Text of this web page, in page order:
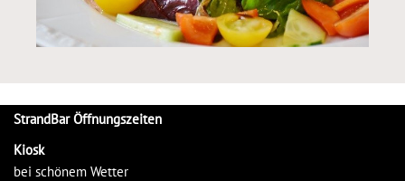
StrandBar Öffnungszeiten
Kiosk
bei schönem Wetter